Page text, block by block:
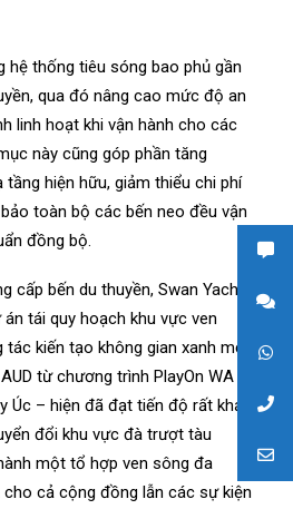
hệ thống tiêu sóng bao phủ gần
qua đó nâng cao mức độ an
linh hoạt khi vận hành cho các
này cũng góp phần tăng
hiện hữu, giảm thiểu chi phí
toàn bộ các bến neo đều vận
đồng bộ.
cấp bến du thuyền, Swan Yacht
tái quy hoạch khu vực ven
kiến tạo không gian xanh mới
từ chương trình PlayOn WA
Úc – hiện đã đạt tiến độ rất khả
đổi khu vực đà trượt tàu
một tổ hợp ven sông đa
cho cả cộng đồng lẫn các sự kiện